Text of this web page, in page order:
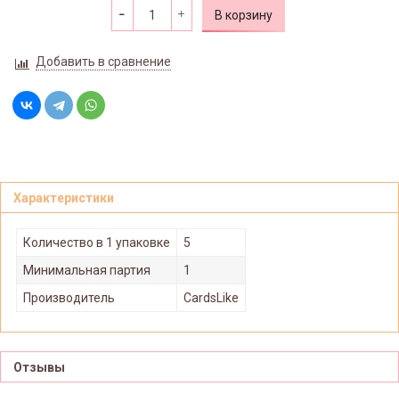
В корзину
Добавить в сравнение
Характеристики
Количество в 1 упаковке
5
Минимальная партия
1
Производитель
CardsLike
Отзывы